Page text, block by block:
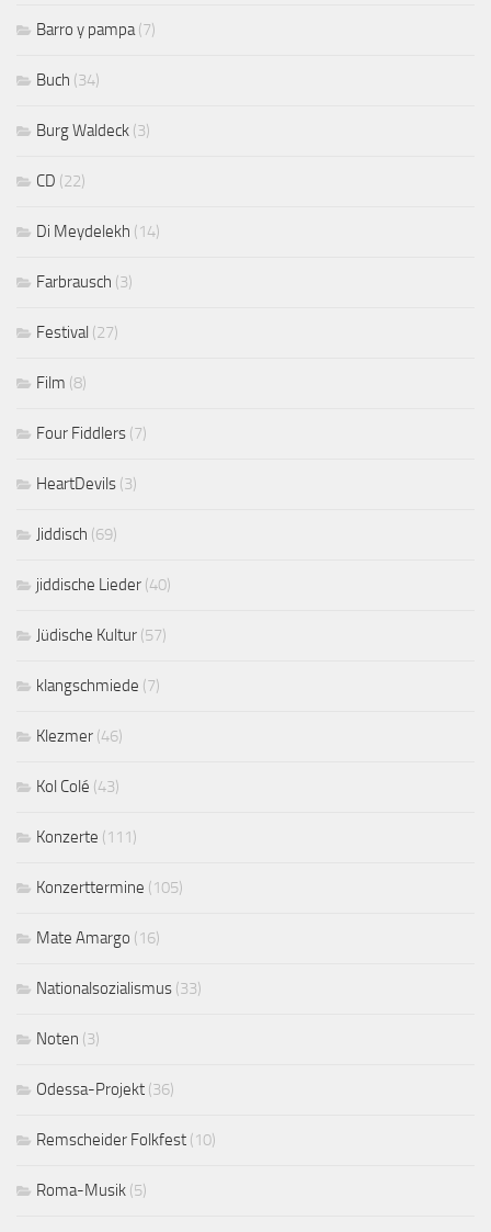
Barro y pampa(7)
Buch (34)
Burg Waldeck (3)
CD (22)
Di Meydelekh (14)
Farbrausch (3)
Festival (27)
Film (8)
Four Fiddlers (7)
HeartDevils (3)
Jiddisch (69)
jiddische Lieder (40)
Jüdische Kultur (57)
klangschmiede (7)
Klezmer (46)
Kol Colé (43)
Konzerte (111)
Konzerttermine (105)
Mate Amargo (16)
Nationalsozialismus (33)
Noten (3)
Odessa-Projekt (36)
Remscheider Folkfest (10)
Roma-Musik (5)